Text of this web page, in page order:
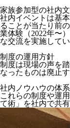
家族参加型の社内
社内イベントは基
ることが当たり前
業体験（2022年〜
な交流を実施してい
制度の運用方針
制度は現場の声を
なったものは廃止
社内ノウハウの体
これらの制度や運
て術」を社内で共